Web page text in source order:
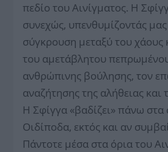
πεδίο του Αινίγματος. Η
συνεχώς, υπενθυμίζοντάς
σύγκρουση μεταξύ του χάους
του αμετάβλητου
ανθρώπινης βούλησης, τον
αναζήτησης της αλήθειας και
Η Σφίγγα «βαδίζει» πάνω στα
Οιδίποδα, εκτός και αν
Πάντοτε μέσα στα όρια του